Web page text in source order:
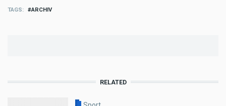
TAGS ARCHIV
RELATED